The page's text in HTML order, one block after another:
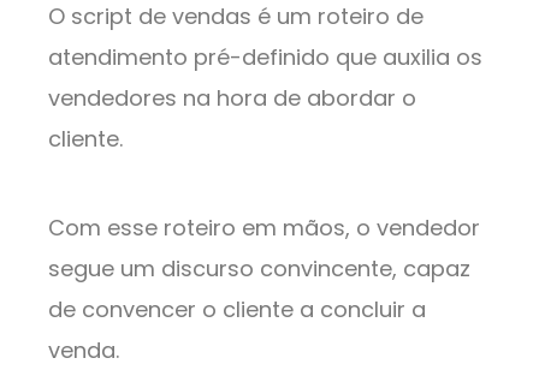
O script de vendas é um roteiro de
atendimento pré-definido que auxilia os
vendedores na hora de abordar o
cliente.
Com esse roteiro em mãos, o vendedor
segue um discurso convincente, capaz
de convencer o cliente a concluir a
venda.